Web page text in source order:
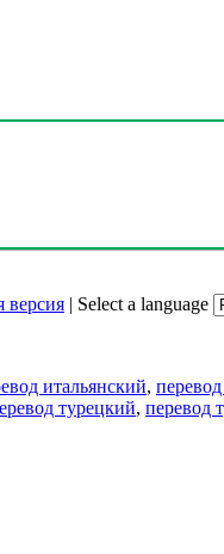
версия | Select a language
итальянский,
турецкий, перевод